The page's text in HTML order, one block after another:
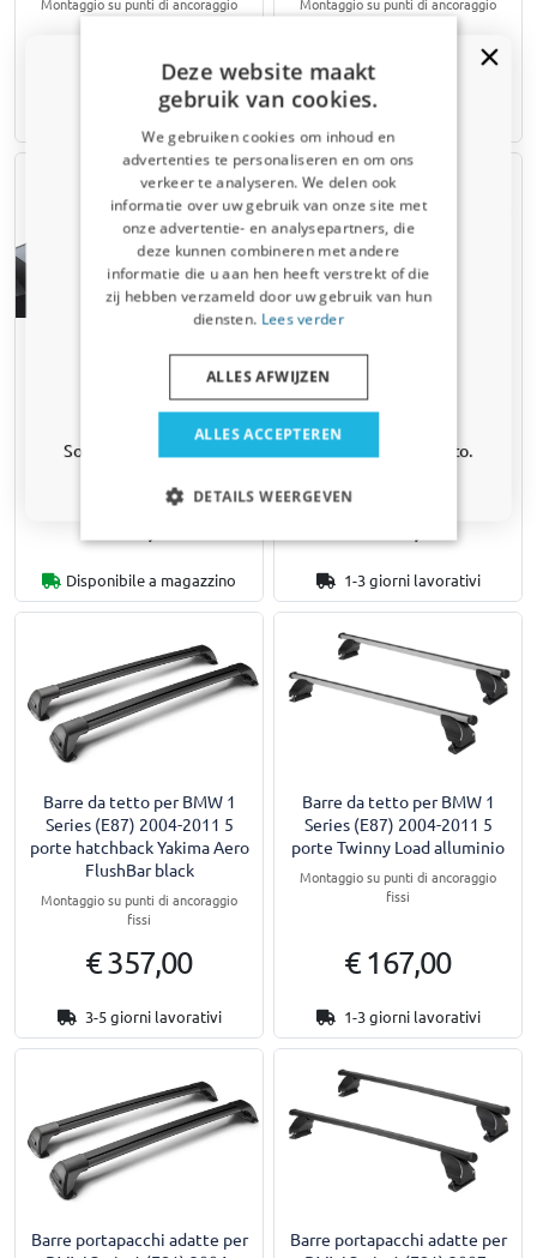
€ 328,00 € 328,00
(E82) 2007-2011 2 porte
Green Valley Easy One Evo
Montaggio su punti di fissaggio fissi
Disponibile a magazzino
porte Twinny Load alluminio
Montaggio su punti di ancoraggio
1-3 giorni lavorativi
Barre da tetto per BMW 1
Series (E87) 2004-2011 5
porte hatchback Yakima Aero
FlushBar black
Montaggio su punti di ancoraggio
fissi
€ 357,00
3-5 giorni lavorativi
Barre da tetto per BMW 1
Series (E87) 2004-2011 5
porte Twinny Load alluminio
Montaggio su punti di ancoraggio
fissi
€ 167,00
1-3 giorni lavorativi
Barre portapacchi adatte per
Barre portapacchi adatte per
Deze website maakt
gebruik van cookies.
We gebruiken cookies om inhoud en
advertenties te personaliseren en om ons
verkeer te analyseren. We delen ook
informatie over uw gebruik van onze site met
onze advertentie- en analysepartners, die
deze kunnen combineren met andere
informatie die u aan hen heeft verstrekt of die
zij hebben verzameld door uw gebruik van hun
diensten. Lees verder
ALLES ACCEPTEREN
ALLES AFWIJZEN
DETAILS WEERGEVEN
Ricevi un codice sconto del 5%
Iscriviti alla newsletter e risparmia subito! Lo
sconto scade tra 3 giorni.
Email address
Sì, voglio il mio sconto
Solo aggiornamenti e offerte rilevanti per la tua auto.